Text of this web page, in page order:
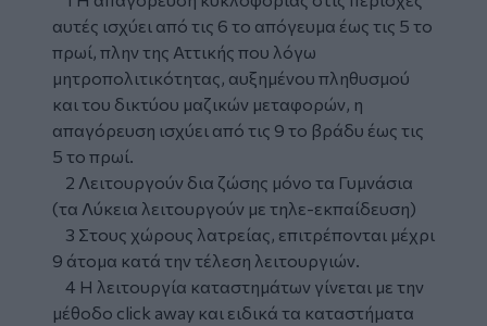
αυτές ισχύει από τις 6 το απόγευμα έως τις 5 το
πρωί, πλην της Αττικής που λόγω
μητροπολιτικότητας, αυξημένου πληθυσμού
και του δικτύου μαζικών μεταφορών, η
απαγόρευση ισχύει από τις 9 το βράδυ έως τις
5 το πρωί.
2 Λειτουργούν δια ζώσης μόνο τα Γυμνάσια
(τα Λύκεια λειτουργούν με τηλε-εκπαίδευση)
3 Στους χώρους λατρείας, επιτρέπονται μέχρι
9 άτομα κατά την τέλεση λειτουργιών.
4 Η λειτουργία καταστημάτων γίνεται με την
μέθοδο click away και ειδικά τα καταστήματα